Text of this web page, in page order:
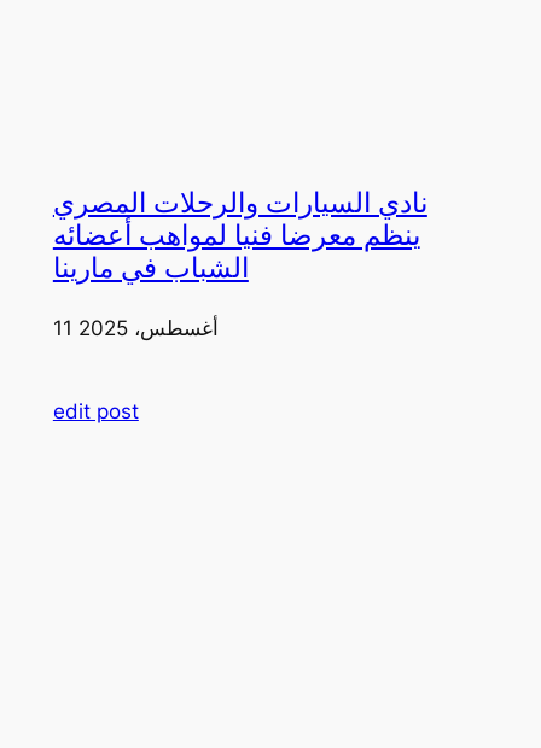
نادي السيارات والرحلات المصري
ينظم معرضا فنيا لمواهب أعضائه
الشباب في مارينا
11 أغسطس، 2025
edit post